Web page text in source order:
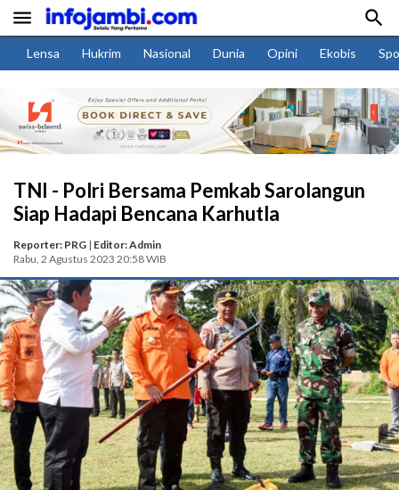
 
Lensa Hukrim Nasional Dunia Opini Ekobis
TNI - Polri Bersama Pemkab Sarolangun
Siap Hadapi Bencana Karhutla
Reporter: PRG | Editor: Admin
Rabu, 2 Agustus 2023 20:58 WIB